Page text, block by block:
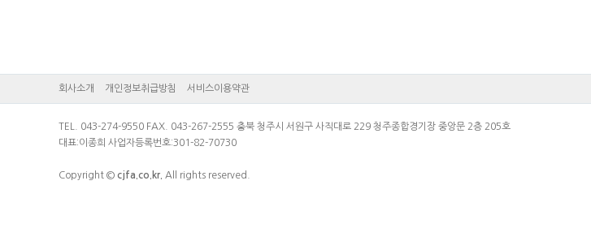
회사소개 개인정보취급방침 서비스이용약관
TEL. 043-274-9550 FAX. 043-267-2555 충북 청주시 서원구 사직대로 229 청주종합경기장 중앙문 2층 205호
대표:이종희 사업자등록번호:301-82-70730
Copyright © cjfa.co.kr. All rights reserved.